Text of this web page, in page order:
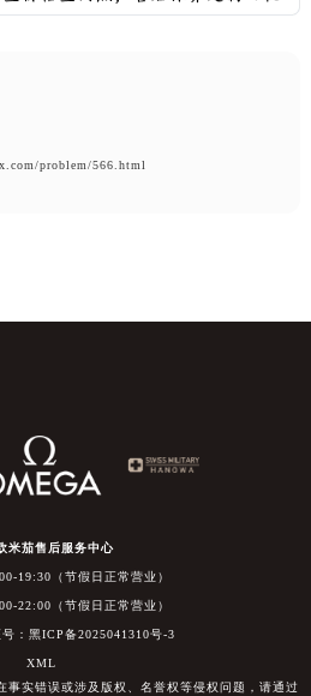
problem/566.html
米茄售后服务中心
19:30（节假日正常营业）
22:00（节假日正常营业）
：黑ICP备2025041310号-3
XML
事实错误或涉及版权、名誉权等侵权问题，请通过